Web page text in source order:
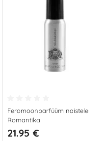
Feromoonparfüüm naistele
Romantika
21.95 €